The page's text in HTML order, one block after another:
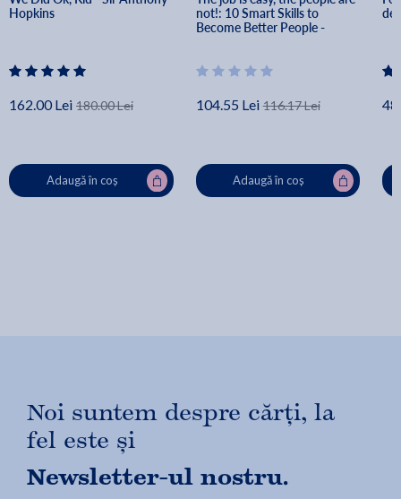
Hopkins
162.00 Lei 180.00 Lei
Adaugă în coș
not!: 10 Smart Skills to
Become Better People -
104.55 Lei 116.17 Lei
Adaugă în coș
Noi suntem despre cărți, la
fel este și
Newsletter-ul nostru.